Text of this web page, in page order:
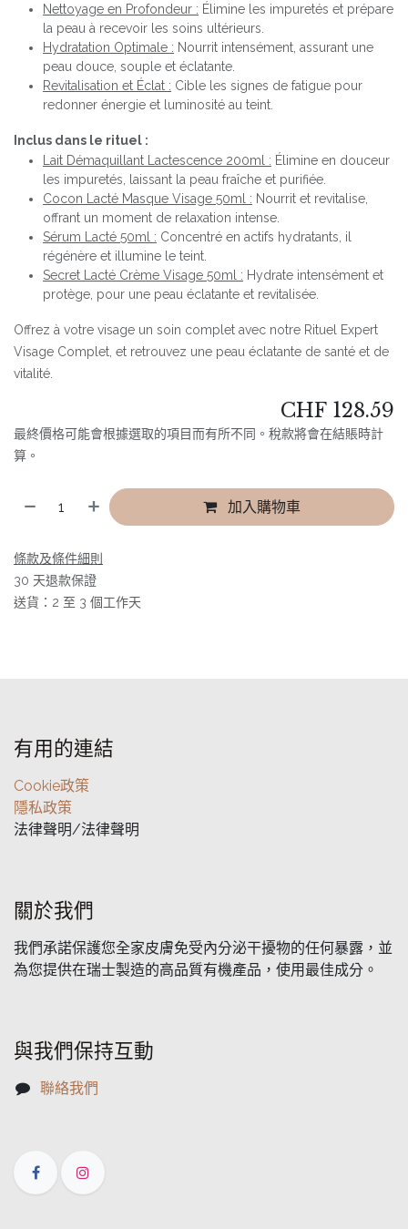
Nettoyage en Profondeur : Élimine les impuretés et prépare
la peau à recevoir les soins ultérieurs.
Hydratation Optimale : Nourrit intensément, assurant une
peau douce, souple et éclatante.
Revitalisation et Éclat : Cible les signes de fatigue pour
redonner énergie et luminosité au teint.
Inclus dans le rituel :
Lait Démaquillant Lactescence 200ml : Élimine en douceur
les impuretés, laissant la peau fraîche et purifiée.
Cocon Lacté Masque Visage 50ml : Nourrit et revitalise,
offrant un moment de relaxation intense.
Sérum Lacté 50ml : Concentré en actifs hydratants, il
régénère et illumine le teint.
Secret Lacté Crème Visage 50ml : Hydrate intensément et
protège, pour une peau éclatante et revitalisée.
Offrez à votre visage un soin complet avec notre Rituel Expert
Visage Complet, et retrouvez une peau éclatante de santé et de
vitalité.
CHF 128.59
最終價格可能會根據選取的項目而有所不同。稅款將會在結賬時計
算。
加入購物車
條款及條件細則
30 天退款保證
送貨：2 至 3 個工作天
有用的連結
Cookie政策
隱私政策
法律聲明/法律聲明
關於我們
我們承諾保護您全家皮膚免受內分泌干擾物的任何暴露，並
為您提供在瑞士製造的高品質有機產品，使用最佳成分。
與我們保持互動
聯絡我們